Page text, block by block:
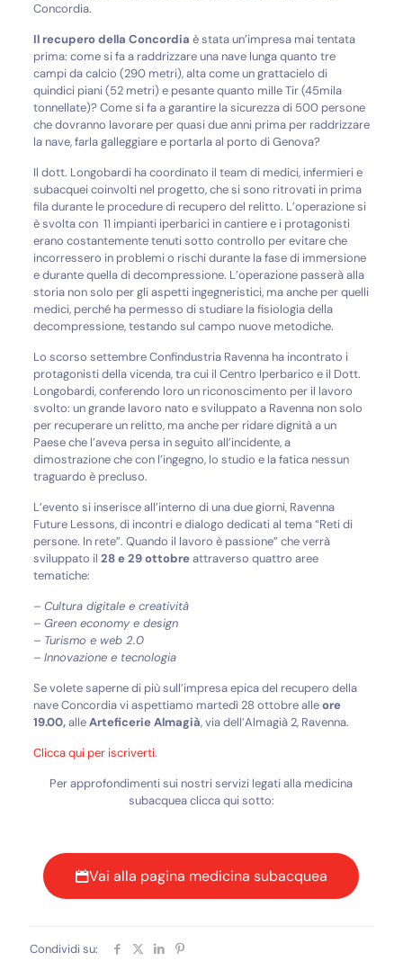
Concordia.
Il recupero della Concordia è stata un’impresa mai tentata
prima: come si fa a raddrizzare una nave lunga quanto tre
campi da calcio (290 metri), alta come un grattacielo di
quindici piani (52 metri) e pesante quanto mille Tir (45mila
tonnellate)? Come si fa a garantire la sicurezza di 500 persone
che dovranno lavorare per quasi due anni prima per raddrizzare
la nave, farla galleggiare e portarla al porto di Genova?
Il dott. Longobardi ha coordinato il team di medici, infermieri e
subacquei coinvolti nel progetto, che si sono ritrovati in prima
fila durante le procedure di recupero del relitto. L’operazione si
è svolta con 11 impianti iperbarici in cantiere e i protagonisti
erano costantemente tenuti sotto controllo per evitare che
incorressero in problemi o rischi durante la fase di immersione
e durante quella di decompressione. L’operazione passerà alla
storia non solo per gli aspetti ingegneristici, ma anche per quelli
medici, perché ha permesso di studiare la fisiologia della
decompressione, testando sul campo nuove metodiche.
Lo scorso settembre Confindustria Ravenna ha incontrato i
protagonisti della vicenda, tra cui il Centro Iperbarico e il Dott.
Longobardi, conferendo loro un riconoscimento per il lavoro
svolto: un grande lavoro nato e sviluppato a Ravenna non solo
per recuperare un relitto, ma anche per ridare dignità a un
Paese che l’aveva persa in seguito all’incidente, a
dimostrazione che con l’ingegno, lo studio e la fatica nessun
traguardo è precluso.
L’evento si inserisce all’interno di una due giorni, Ravenna
Future Lessons, di incontri e dialogo dedicati al tema “Reti di
persone. In rete”. Quando il lavoro è passione” che verrà
sviluppato il 28 e 29 ottobreattraverso quattro aree
tematiche:
– Cultura digitale e creatività
– Green economy e design
– Turismo e web 2.0
– Innovazione e tecnologia
Se volete saperne di più sull’impresa epica del recupero della
nave Concordia vi aspettiamo martedì 28 ottobre alleore
19.00,alleArteficerie Almagià, via dell’Almagià 2, Ravenna.
Clicca qui per iscriverti.
Per approfondimenti sui nostri servizi legati alla medicina
subacquea clicca qui sotto:
Vai alla pagina medicina subacquea
Condividi su: